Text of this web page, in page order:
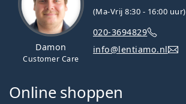
Damon
Customer Care
(Ma-Vrij 8:30 - 16:00 uur)
020-3694829
info@lentiamo.nl
Online shoppen